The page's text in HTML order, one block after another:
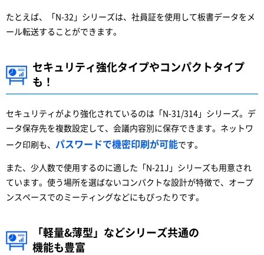
たとえば、「N-32」シリーズは、社員証を使用して板書データをメ
ール転送することができます。
セキュリティ強化タイプやコンパクトタイプ
も！
セキュリティがより強化されているのは「N-31/314」シリーズ。デ
ータ保存先を複数設定して、会議内容別に保存できます。ネットワ
ーク印刷も、 パスワードで機密印刷が可能です。
また、少人数で使用するのに適した「N-21J」シリーズも用意され
ています。使う場所を選ばないコンパクトな設計が特徴で、オープ
ンスペースでのミーティングなどにもぴったりです。
「軽量&薄型」などシリーズ共通の
機能も豊富